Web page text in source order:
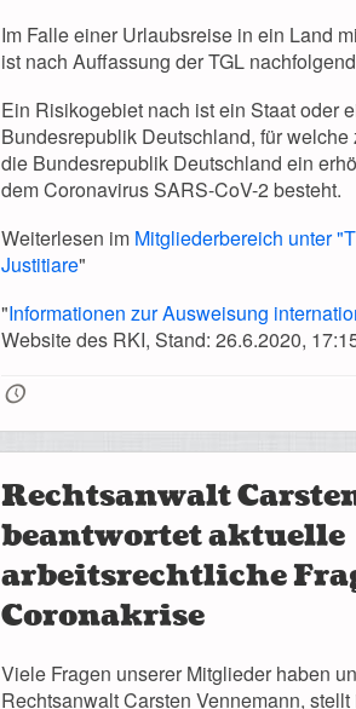
Im Falle einer Urlaubsreise in ein Land
ist nach Auffassung der TGL
Ein Risikogebiet nach ist ein Staat oder
Bundesrepublik Deutschland, für
die Bundesrepublik Deutschland ein
dem Coronavirus SARS-CoV-2 besteht.
Weiterlesen im Mitgliederbereich unter
Justitiare"
"Informationen zur Ausweisung
Website des RKI, Stand: 26.6.2020,
🕔
Rechtsanwalt
beantwortet aktuelle
arbeitsrechtliche
Coronakrise
Viele Fragen unserer Mitglieder haben
Rechtsanwalt Carsten Vennemann, stellt